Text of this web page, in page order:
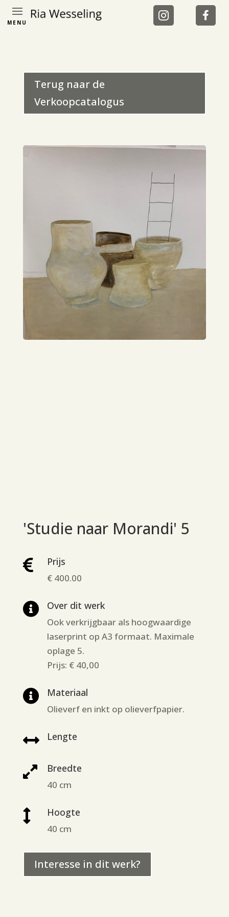
MENU
Terug naar de
Verkoopcatalogus
'Studie naar Morandi' 5
 Prijs
€ 400.00
 Over dit werk
Ook verkrijgbaar als hoogwaardige
laserprint op A3 formaat. Maximale
oplage 5.
Prijs: € 40,00
 Materiaal
Olieverf en inkt op olieverfpapier.
 Lengte
 Breedte
40 cm
 Hoogte
40 cm
Interesse in dit werk?